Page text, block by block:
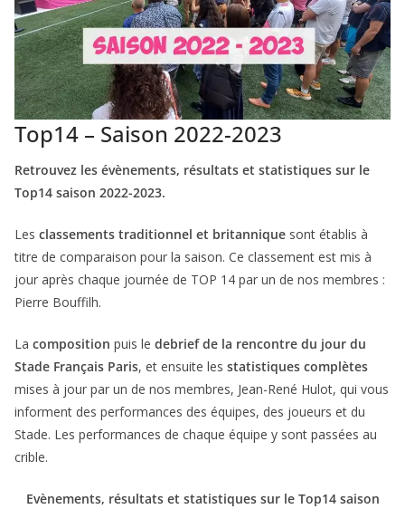
Top14 – Saison 2022-2023
Retrouvez les évènements, résultats et statistiques sur le
Top14 saison 2022-2023.
Les classements traditionnel et britannique sont établis à
titre de comparaison pour la saison. Ce classement est mis à
jour après chaque journée de TOP 14 par un de nos membres :
Pierre Bouffilh.
La composition puis le debrief de la rencontre du jour du
Stade Français Paris, et ensuite les statistiques complètes
mises à jour par un de nos membres, Jean-René Hulot, qui vous
informent des performances des équipes, des joueurs et du
Stade. Les performances de chaque équipe y sont passées au
crible.
Evènements, résultats et statistiques sur le Top14 saison